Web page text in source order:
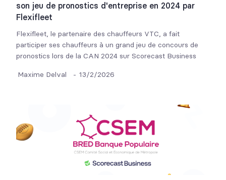
son jeu de pronostics d'entreprise en 2024 par
Flexifleet
Flexifleet, le partenaire des chauffeurs VTC, a fait
participer ses chauffeurs à un grand jeu de concours de
pronostics lors de la CAN 2024 sur Scorecast Business
Maxime Delval - 13/2/2026